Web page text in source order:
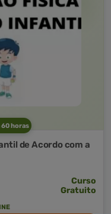
60 horas
de Acordo com a
Curso
Gratuito